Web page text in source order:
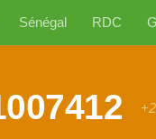
Sénégal RDC